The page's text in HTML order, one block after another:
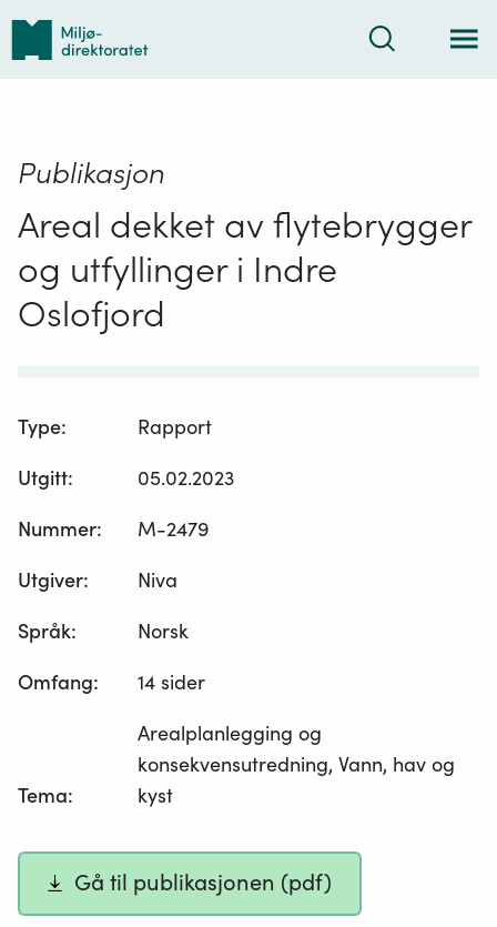
Tilbake
forsiden
Søk
Publikasjon
Areal dekket av flytebrygger
og utfyllinger i Indre
Oslofjord
Type:
Rapport
Utgitt:
05.02.2023
Nummer:
M-2479
Utgiver:
Niva
Språk:
Norsk
Omfang: 14 sider
Tema:
Arealplanlegging og
konsekvensutredning, Vann, hav og
kyst
Gå til publikasjonen (pdf)